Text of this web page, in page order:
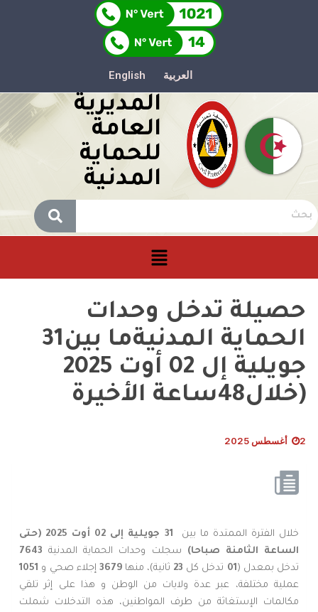
العربية English
المديرية
العامة
للحماية
المدنية
حصيلة تدخل وحدات
الحماية المدنيةما بين31
جويلية إل 02 أوت 2025
(خلال48ساعة الأخيرة
2 أغسطس 2025
خلال الفترة الممتدة ما بين
31 جويلية إلى 02 أوت 2025 (حتى
الساعة الثامنة
صباحا) سجلت وحدات الحماية المدنية 7643
تدخل بمعدل (01 تدخل كل 23 ثانية)، منها3679 إجلاء صحي و 1051
عملية مختلفة، عبر عدة ولايات من الوطن و هذا على إثر تلقي
مكالمات الإستغاثة من طرف المواطنين، هذه التدخلات شملت